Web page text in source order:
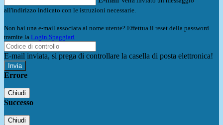
all'indirizzo indicato con le istruzioni necessarie.
Non hai una e-mail associata al nome utente? Effettua il reset della password
tramite la Login Spaggiari
E-mail inviata, si prega di controllare la casella di posta elettronica!
Errore
Chiudi
Successo
Chiudi